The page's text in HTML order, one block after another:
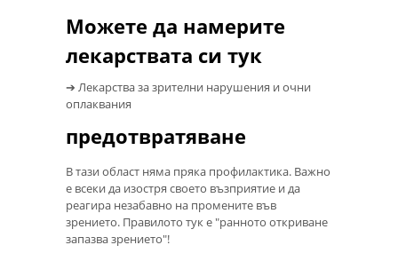
Можете да намерите
лекарствата си тук
➔ Лекарства за зрителни нарушения и очни
оплаквания
предотвратяване
В тази област няма пряка профилактика. Важно
е всеки да изостря своето възприятие и да
реагира незабавно на промените във
зрението. Правилото тук е "ранното откриване
запазва зрението"!